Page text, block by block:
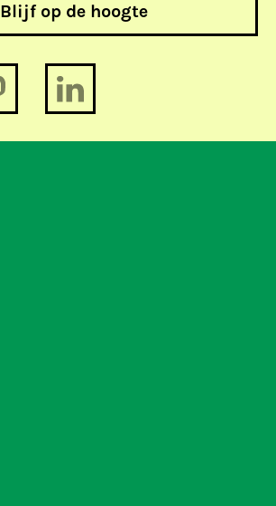
Blijf op de hoogte